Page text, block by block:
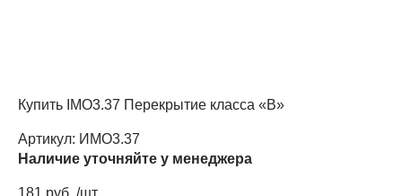
Купить IMO3.37 Перекрытие класса «В»
Артикул: ИМО3.37
Наличие уточняйте у менеджера